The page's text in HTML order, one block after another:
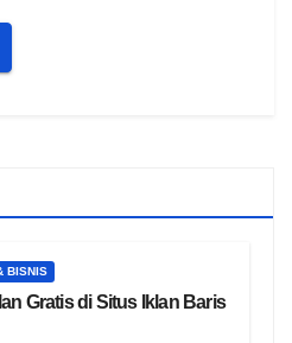
BISNIS
Gratis di Situs Iklan Baris